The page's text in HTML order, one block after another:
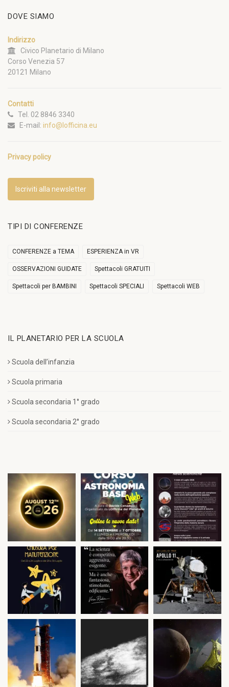
DOVE SIAMO
Indirizzo
Civico Planetario di Milano
Corso Venezia 57
20121 Milano
Contatti
Tel. 02 8846 3340
E-mail: info@lofficina.eu
Privacy policy
Iscriviti alla newsletter
TIPI DI CONFERENZE
CONFERENZE a TEMA ESPERIENZA in VR
OSSERVAZIONI GUIDATE Spettacoli GRATUITI
Spettacoli per BAMBINI Spettacoli SPECIALI Spettacoli WEB
IL PLANETARIO PER LA SCUOLA
Scuola dell’infanzia
Scuola primaria
Scuola secondaria 1° grado
Scuola secondaria 2° grado